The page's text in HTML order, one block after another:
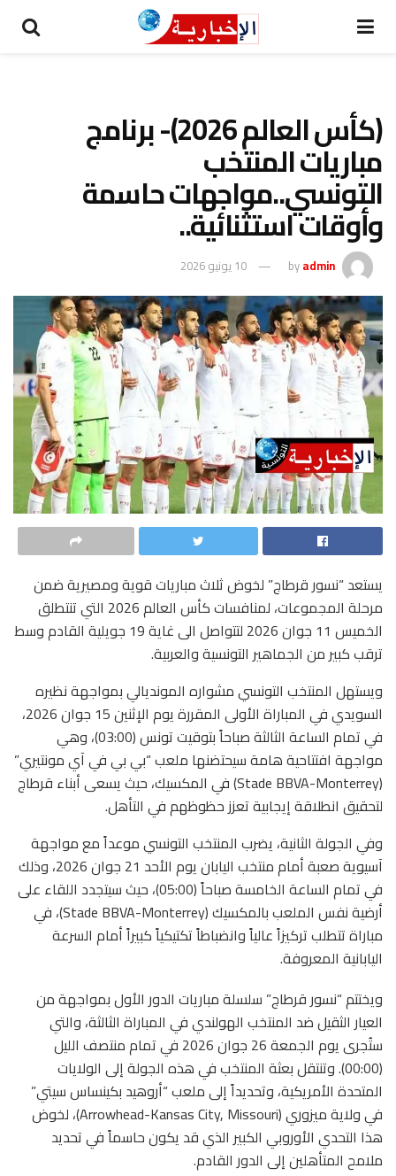
(كأس العالم 2026)- برنامج
مباريات المنتخب
التونسي..مواجهات حاسمة
وأوقات استثنائية..
byadmin 10 يونيو 2026
يستعد “نسور قرطاج” لخوض ثلاث مباريات قوية ومصيرية ضمن
مرحلة المجموعات، لمنافسات كأس العالم 2026 التي تنتطلق
الخميس 11 جوان 2026 لتتواصل الى غاية 19 جويلية القادم وسط
ترقب كبير من الجماهير التونسية والعربية.
ويستهل المنتخب التونسي مشواره المونديالي بمواجهة نظيره
السويدي في المباراة الأولى المقررة يوم الإثنين 15 جوان 2026،
في تمام الساعة الثالثة صباحاً بتوقيت تونس (03:00)، وهي
مواجهة افتتاحية هامة سيحتضنها ملعب “بي بي في آي مونتيري”
(Stade BBVA-Monterrey) في المكسيك، حيث يسعى أبناء قرطاج
لتحقيق انطلاقة إيجابية تعزز حظوظهم في التأهل.
وفي الجولة الثانية، يضرب المنتخب التونسي موعداً مع مواجهة
آسيوية صعبة أمام منتخب اليابان يوم الأحد 21 جوان 2026، وذلك
في تمام الساعة الخامسة صباحاً (05:00)، حيث سيتجدد اللقاء على
أرضية نفس الملعب بالمكسيك (Stade BBVA-Monterrey)، في
مباراة تتطلب تركيزاً عالياً وانضباطاً تكتيكياً كبيراً أمام السرعة
اليابانية المعروفة.
ويختتم “نسور قرطاج” سلسلة مباريات الدور الأول بمواجهة من
العيار الثقيل ضد المنتخب الهولندي في المباراة الثالثة، والتي
ستُجرى يوم الجمعة 26 جوان 2026 في تمام منتصف الليل
(00:00). وتنتقل بعثة المنتخب في هذه الجولة إلى الولايات
المتحدة الأمريكية، وتحديداً إلى ملعب “أروهيد بكينساس سيتي”
في ولاية ميزوري (Arrowhead-Kansas City, Missouri)، لخوض
هذا التحدي الأوروبي الكبير الذي قد يكون حاسماً في تحديد
ملامح المتأهلين إلى الدور القادم.